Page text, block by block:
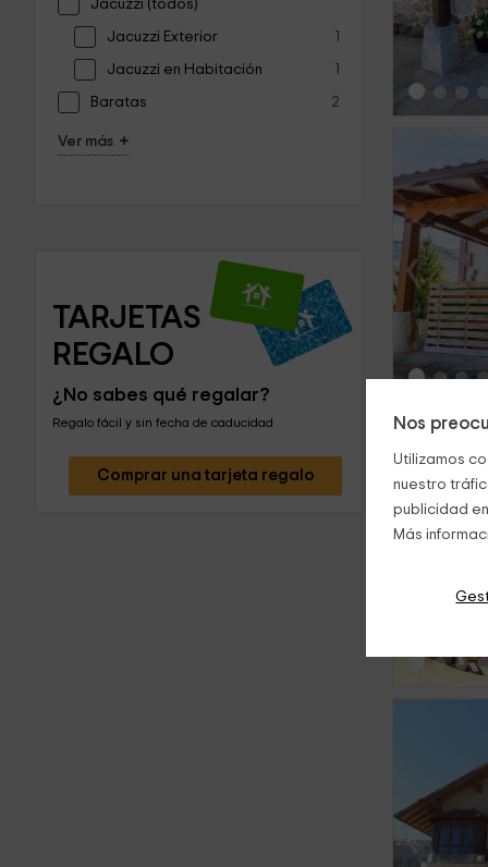
Nos
Utilizamos
nuestro
publicidad
Más
Jacuzzi (todos)
Jacuzzi Exterior 1
Jacuzzi en Habitación 1
Baratas 2
Ver más +
TARJETAS
REGALO
¿No sabes qué regalar?
Regalo fácil y sin fecha de caducidad
Comprar una tarjeta regalo
‹
‹
‹